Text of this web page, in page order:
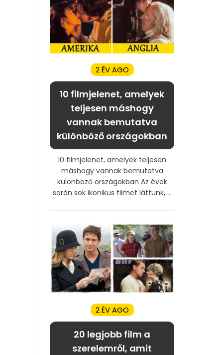
2 ÉV AGO
10 filmjelenet, amelyek
teljesen máshogy
vannak bemutatva
különböző országokban
10 filmjelenet, amelyek teljesen
máshogy vannak bemutatva
különböző országokban Az évek
során sok ikonikus filmet láttunk, ...
2 ÉV AGO
20 legjobb film a
szerelemről, amit